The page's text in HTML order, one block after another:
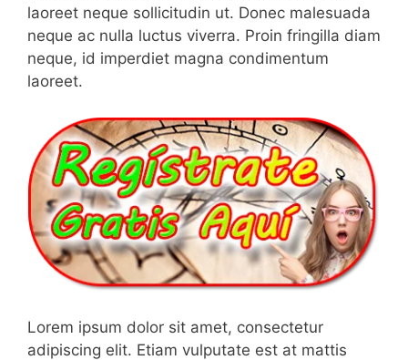
laoreet neque sollicitudin ut. Donec malesuada
neque ac nulla luctus viverra. Proin fringilla diam
neque, id imperdiet magna condimentum
laoreet.
Lorem ipsum dolor sit amet, consectetur
adipiscing elit. Etiam vulputate est at mattis